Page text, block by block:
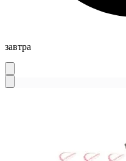
завтра